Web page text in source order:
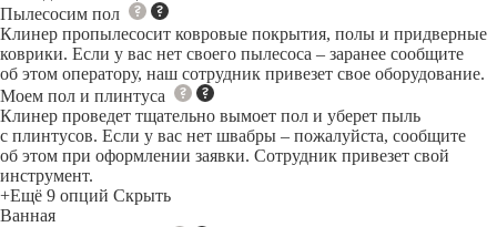
Пылесосим пол
Клинер пропылесосит ковровые покрытия, полы и придверные
коврики. Если у вас нет своего пылесоса – заранее сообщите
об этом оператору, наш сотрудник привезет свое оборудование.
Моем пол и плинтуса
Клинер проведет тщательно вымоет пол и уберет пыль
с плинтусов. Если у вас нет швабры – пожалуйста, сообщите
об этом при оформлении заявки. Сотрудник привезет свой
инструмент.
+Ещё 9 опций Скрыть
Ванная